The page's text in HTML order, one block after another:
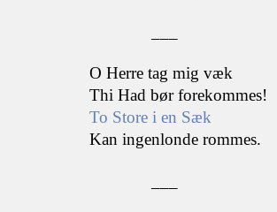
Herre tag mig væk
Had bør forekommes!
To Store i en Sæk
ingenlonde rommes.